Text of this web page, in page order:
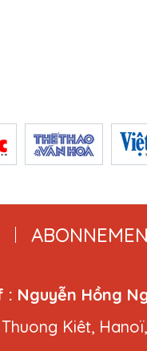
Nguyễn Hồng
Kiêt,